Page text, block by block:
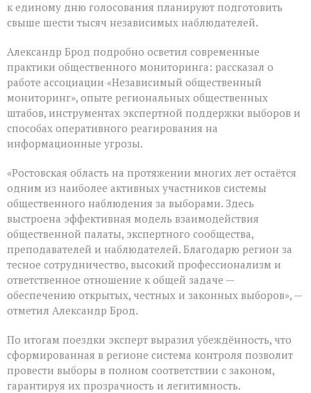
к единому дню голосования планируют подготовить
свыше шести тысяч независимых наблюдателей.
Александр Брод подробно осветил современные
практики общественного мониторинга: рассказал о
работе ассоциации «Независимый общественный
мониторинг», опыте региональных общественных
штабов, инструментах экспертной поддержки выборов и
способах оперативного реагирования на
информационные угрозы.
«Ростовская область на протяжении многих лет остаётся
одним из наиболее активных участников системы
общественного наблюдения за выборами. Здесь
выстроена эффективная модель взаимодействия
общественной палаты, экспертного сообщества,
преподавателей и наблюдателей. Благодарю регион за
тесное сотрудничество, высокий профессионализм и
ответственное отношение к общей задаче —
обеспечению открытых, честных и законных выборов», —
отметил Александр Брод.
По итогам поездки эксперт выразил убеждённость, что
сформированная в регионе система контроля позволит
провести выборы в полном соответствии с законом,
гарантируя их прозрачность и легитимность.